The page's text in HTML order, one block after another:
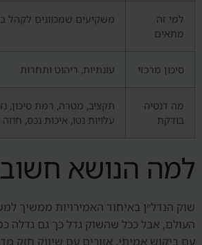
למי זה
מתאים
משקיעים שמכוונים לקהל
סיכון מרכזי עונתיות, ריהוט ותחרות
מה דנסיה
בודקת
תקציב, מטרה, רמת סיכון,
עלויות נטו, איכות נכס,
למה הנושא
שוק הנדל״ן באיחוד האמירויות ממשיך
העולם, אבל ככל שהשוק גדל כך גם גדלה
עם ביקוש אמיתי, אזורים עם שיווק חזק